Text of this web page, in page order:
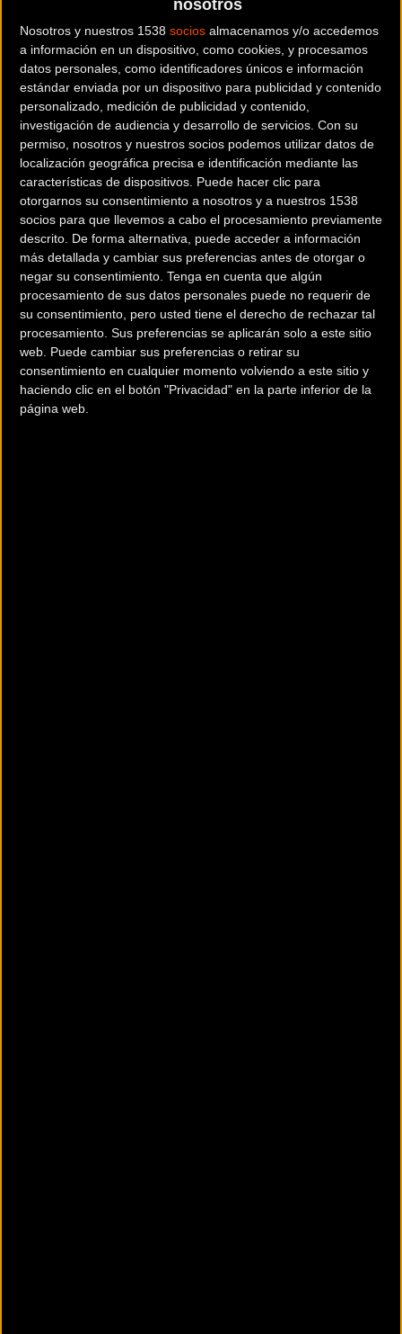
nosotros
Nosotros y nuestros 1538 socios almacenamos y/o accedemos
a información en un dispositivo, como cookies, y procesamos
datos personales, como identificadores únicos e información
estándar enviada por un dispositivo para publicidad y contenido
personalizado, medición de publicidad y contenido,
investigación de audiencia y desarrollo de servicios. Con su
permiso, nosotros y nuestros socios podemos utilizar datos de
localización geográfica precisa e identificación mediante las
características de dispositivos. Puede hacer clic para
otorgarnos su consentimiento a nosotros y a nuestros 1538
socios para que llevemos a cabo el procesamiento previamente
descrito. De forma alternativa, puede acceder a información
más detallada y cambiar sus preferencias antes de otorgar o
negar su consentimiento. Tenga en cuenta que algún
procesamiento de sus datos personales puede no requerir de
su consentimiento, pero usted tiene el derecho de rechazar tal
procesamiento. Sus preferencias se aplicarán solo a este sitio
web. Puede cambiar sus preferencias o retirar su
consentimiento en cualquier momento volviendo a este sitio y
haciendo clic en el botón "Privacidad" en la parte inferior de la
página web.
Terms of use © 1987–2026 HERE
¿Eres el propietario de esta tienda? Descubre cómo hacerte tienda
Premium para llegar a más clientes.
Comercios Bz Premium